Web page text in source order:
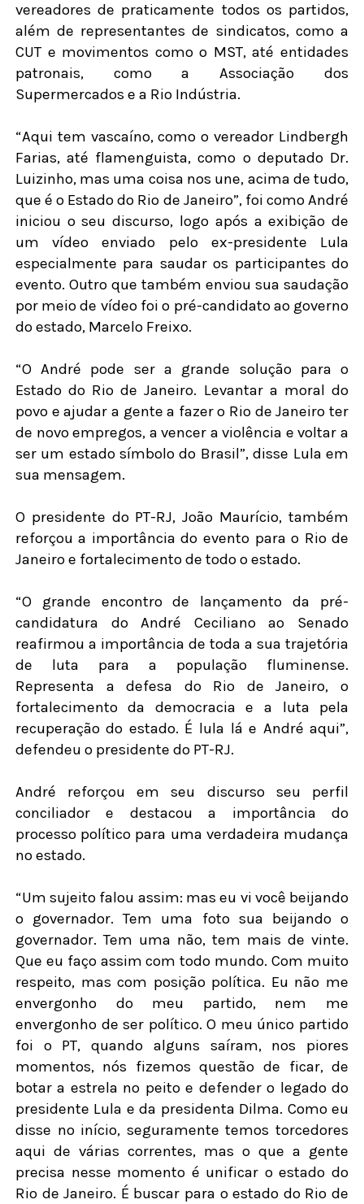
vereadores de praticamente todos os partidos,
além de representantes de sindicatos, como a
CUT e movimentos como o MST, até entidades
patronais, como a Associação dos
Supermercados e a Rio Indústria.
“Aqui tem vascaíno, como o vereador Lindbergh
Farias, até flamenguista, como o deputado Dr.
Luizinho, mas uma coisa nos une, acima de tudo,
que é o Estado do Rio de Janeiro”, foi como André
iniciou o seu discurso, logo após a exibição de
um vídeo enviado pelo ex-presidente Lula
especialmente para saudar os participantes do
evento. Outro que também enviou sua saudação
por meio de vídeo foi o pré-candidato ao governo
do estado, Marcelo Freixo.
“O André pode ser a grande solução para o
Estado do Rio de Janeiro. Levantar a moral do
povo e ajudar a gente a fazer o Rio de Janeiro ter
de novo empregos, a vencer a violência e voltar a
ser um estado símbolo do Brasil”, disse Lula em
sua mensagem.
O presidente do PT-RJ, João Maurício, também
reforçou a importância do evento para o Rio de
Janeiro e fortalecimento de todo o estado.
“O grande encontro de lançamento da pré-
candidatura do André Ceciliano ao Senado
reafirmou a importância de toda a sua trajetória
de luta para a população fluminense.
Representa a defesa do Rio de Janeiro, o
fortalecimento da democracia e a luta pela
recuperação do estado. É lula lá e André aqui”,
defendeu o presidente do PT-RJ.
André reforçou em seu discurso seu perfil
conciliador e destacou a importância do
processo político para uma verdadeira mudança
no estado.
“Um sujeito falou assim: mas eu vi você beijando
o governador. Tem uma foto sua beijando o
governador. Tem uma não, tem mais de vinte.
Que eu faço assim com todo mundo. Com muito
respeito, mas com posição política. Eu não me
envergonho do meu partido, nem me
envergonho de ser político. O meu único partido
foi o PT, quando alguns saíram, nos piores
momentos, nós fizemos questão de ficar, de
botar a estrela no peito e defender o legado do
presidente Lula e da presidenta Dilma. Como eu
disse no início, seguramente temos torcedores
aqui de várias correntes, mas o que a gente
precisa nesse momento é unificar o estado do
Rio de Janeiro. É buscar para o estado do Rio de